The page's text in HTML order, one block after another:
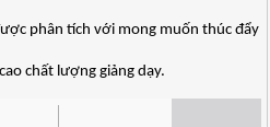
phân tích với mong muốn thúc đẩy
chất lượng giảng dạy.